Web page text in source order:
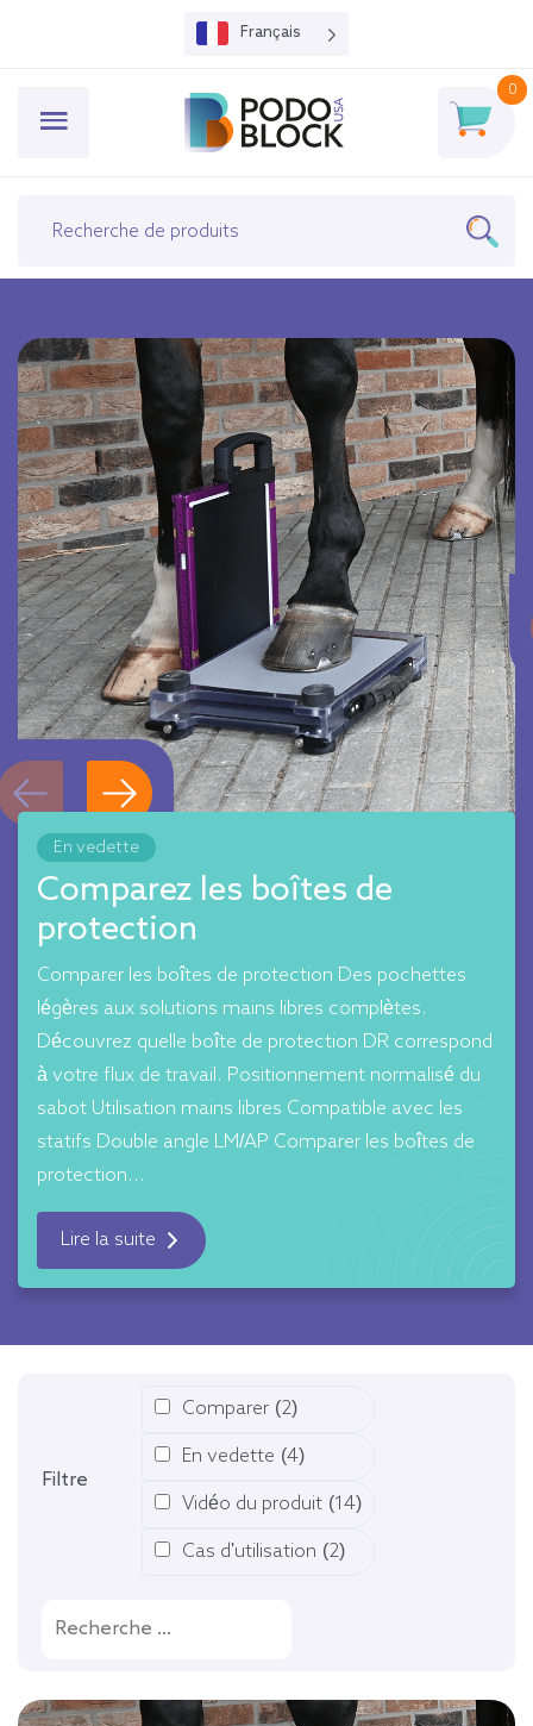
Français
0
En vedette
Comparez les boîtes de
protection
Comparer les boîtes de protection Des pochettes
légères aux solutions mains libres complètes.
Découvrez quelle boîte de protection DR correspond
à votre flux de travail. Positionnement normalisé du
sabot Utilisation mains libres Compatible avec les
statifs Double angle LM/AP Comparer les boîtes de
protection...
Lire la suite
Filtre
Comparer (2)
En vedette (4)
Vidéo du produit (14)
Cas d'utilisation (2)